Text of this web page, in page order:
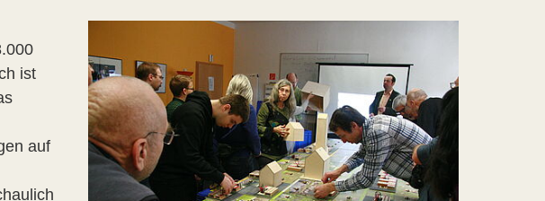
ist
auf